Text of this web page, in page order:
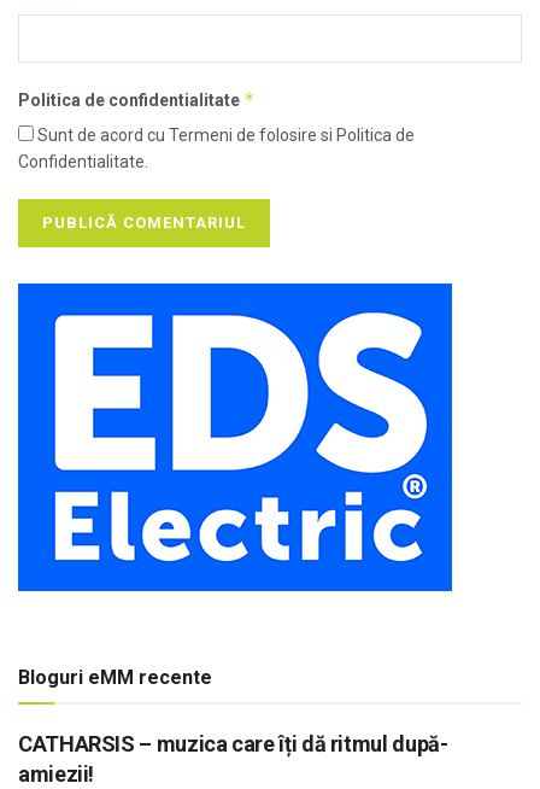
Politica de confidentialitate *
Sunt de acord cu Termeni de folosire si Politica de
Confidentialitate.
Bloguri eMM recente
CATHARSIS – muzica care îți dă ritmul după-
amiezii!